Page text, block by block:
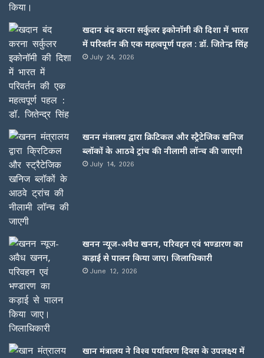
खदान बंद करना सर्कुलर इकोनॉमी की दिशा में भारत
में परिवर्तन की एक महत्वपूर्ण पहल : डॉ. जितेन्द्र सिंह
July 24, 2026
खनन मंत्रालय द्वारा क्रिटिकल और स्ट्रैटेजिक खनिज
ब्लॉकों के आठवे ट्रांच की नीलामी लॉन्च की जाएगी
July 14, 2026
खनन न्यूज-अवैध खनन, परिवहन एवं भण्डारण का
कड़ाई से पालन किया जाए। जिलाधिकारी
June 12, 2026
खान मंत्रालय ने विश्व पर्यावरण दिवस के उपलक्ष्य में